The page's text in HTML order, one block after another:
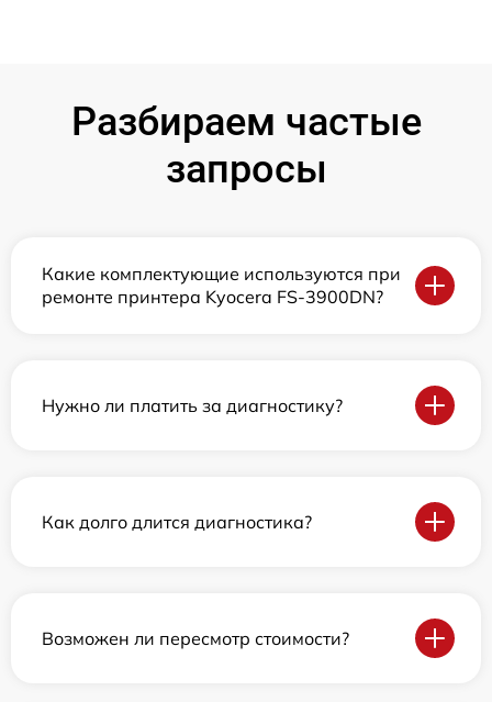
Разбираем частые
запросы
Какие комплектующие используются при
ремонте принтера Kyocera FS-3900DN?
Нужно ли платить за диагностику?
Как долго длится диагностика?
Возможен ли пересмотр стоимости?